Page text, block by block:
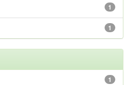
1
1
1